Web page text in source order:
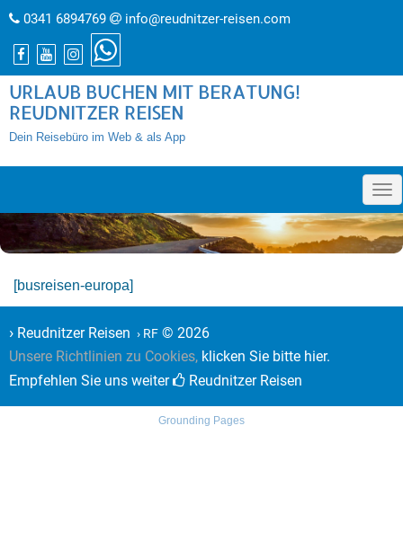
0341 6894769 info@reudnitzer-reisen.com
URLAUB BUCHEN MIT BERATUNG!
REUDNITZER REISEN
Dein Reisebüro im Web & als App
»
[busreisen-europa]
› Reudnitzer Reisen › RF © 2026
Unsere Richtlinien zu Cookies, klicken Sie bitte hier.
Empfehlen Sie uns weiter
Reudnitzer Reisen
Grounding Pages